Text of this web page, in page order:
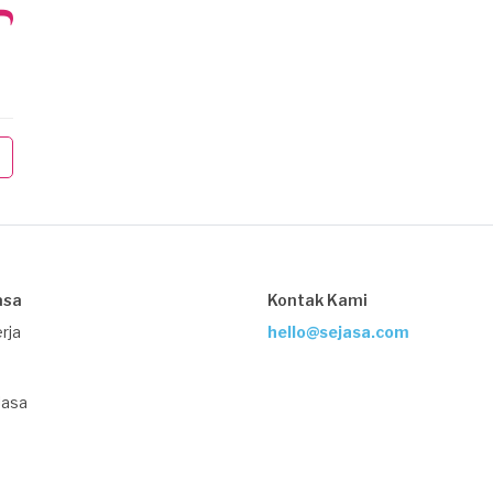
Kontak Kami
hello@sejasa.com